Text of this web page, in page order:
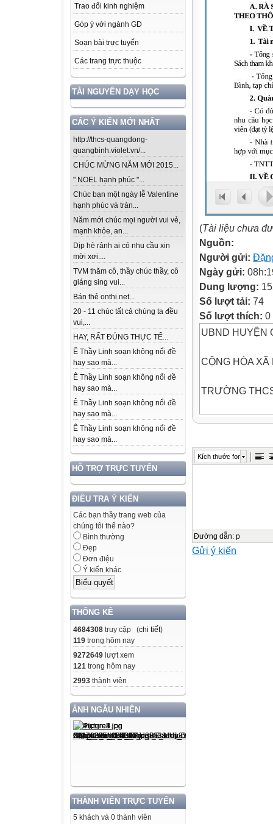
Trao đổi kinh nghiệm
Góp ý với ngành GD
Soạn bài trực tuyến
Các trang trực thuộc
TÀI NGUYÊN DẠY HỌC
CÁC Ý KIẾN MỚI NHẤT
http://thcs-quangdong-
quangbinh.violet.vn/...
CHÚC MỪNG NĂM MỚI 2015...
" NOEL hạnh phúc "...
Chúc bạn một ngày lễ Valentine
hạnh phúc và tràn...
Năm mới chúc mọi người vui vẻ,
mạnh khỏe, an...
Dịp hè rảnh ai có nhu cầu xin
mời xơi....
TVM thăm cô, thầy chúc thầy, cô
giáng sing vui...
Bán thẻ onthi.net...
20 - 11 chúc tất cả chúng ta đều
vui,...
HAY, RẤT ĐÚNG THỰC TẾ...
Ê Thầy Linh soạn không nổi đề
hay sao mà...
Ê Thầy Linh soạn không nổi đề
hay sao mà...
Ê Thầy Linh soạn không nổi đề
hay sao mà...
Ê Thầy Linh soạn không nổi đề
hay sao mà...
HỖ TRỢ TRỰC TUYẾN
ĐIỀU TRA Ý KIẾN
Các bạn thầy trang web của
chúng tôi thế nào?
Bình thường
Đẹp
Đơn điệu
Ý kiến khác
THỐNG KÊ
4684308 truy cập (chi tiết)
119 trong hôm nay
9272649 lượt xem
121 trong hôm nay
2993 thành viên
ẢNH NGẪU NHIÊN
THÀNH VIÊN TRỰC TUYẾN
5 khách và 0 thành viên
(Tài liệu chưa
Nguồn:
Người gửi:
Ngày gửi:
Dung lượng:
Số lượt tải: 74
Số lượt thích: 0
UBND HUYỆN
CỘNG HÒA XÃ
TRƯỜNG
Số .../ KH-THCS
(theo Thông tư
Đào tạo)
Kích thước font
Đường dẫn: p
Gửi ý kiến